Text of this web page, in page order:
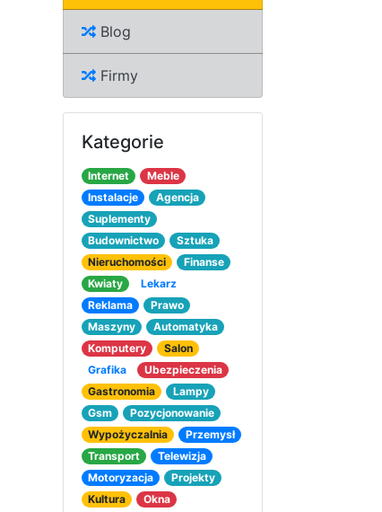
Blog
Firmy
Kategorie
Internet
Meble
Instalacje
Agencja
Suplementy
Budownictwo
Sztuka
Nieruchomości
Finanse
Kwiaty
Lekarz
Reklama
Prawo
Maszyny
Automatyka
Komputery
Salon
Grafika
Ubezpieczenia
Gastronomia
Lampy
Gsm
Pozycjonowanie
Wypożyczalnia
Przemysł
Transport
Telewizja
Motoryzacja
Projekty
Kultura
Okna